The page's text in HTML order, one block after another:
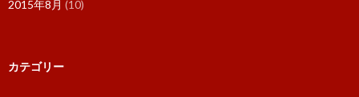
2015年8月 (10)
カテゴリー